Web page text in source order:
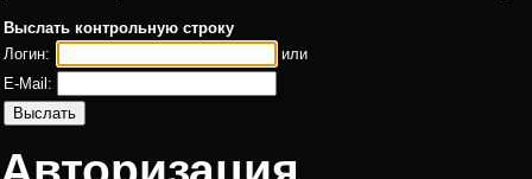
Выслать контрольную строку
Логин:
или
E-Mail: